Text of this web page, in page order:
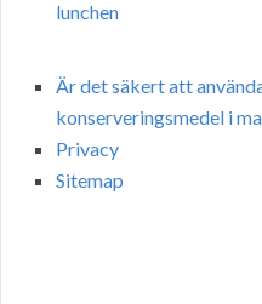
lunchen
Är det säkert att
konserveringsmedel i
Privacy
Sitemap